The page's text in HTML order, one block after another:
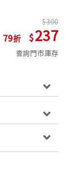
79
300
237
查詢門市庫存